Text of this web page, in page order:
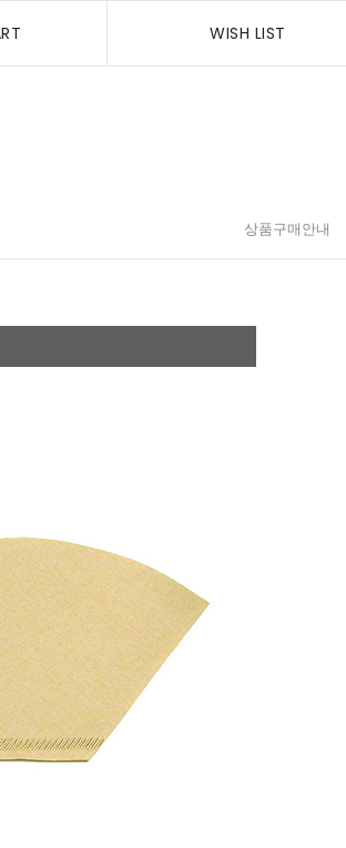
WISH LIST
상품구매안내